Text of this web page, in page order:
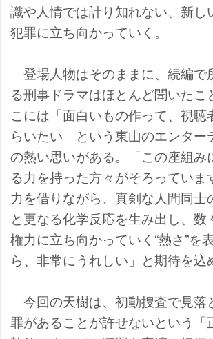
識や人情では計り知れない、新し
犯罪に立ち向かっていく。
登場人物はそのままに、続編で
る刑事ドラマはほとんど聞いたこ
こには「面白いもの作って、視聴
らいたい」という東山のエンター
の熱い思いがある。「この座組み
る力を持った方々がそろっていま
力を借りながら、真剣な人間同士
と更なる化学反応を生み出し、
権力に立ち向かっていく“熱さ”を
ら、非常にうれしい」と期待を込
今回の天樹は、初動捜査で見落
罪があることが許せないという「